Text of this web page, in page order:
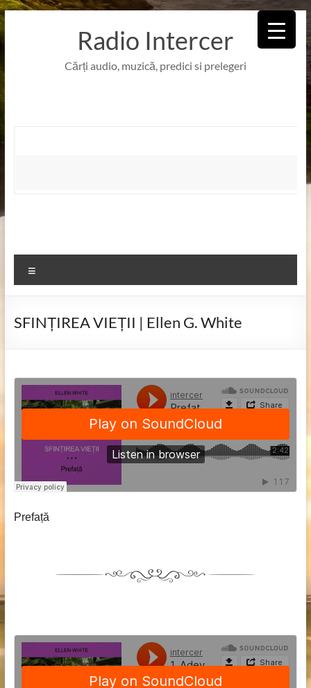
Skip
to
Radio Intercer
Cărți audio, muzică, predici si prelegeri
SFINȚIREA VIEȚII | Ellen G. White
Prefață